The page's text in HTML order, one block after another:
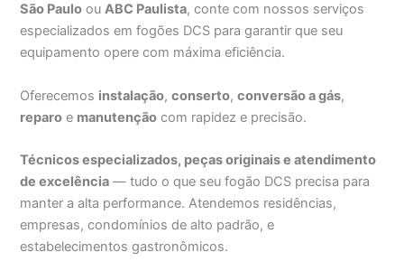
São Paulo ouABC Paulista, conte com nossos serviços
especializados em fogões DCS para garantir que seu
equipamento opere com máxima eficiência.
Oferecemos instalação,conserto,conversão a gás,
reparo e manutenção com rapidez e precisão.
Técnicos especializados, peças originais e atendimento
de excelência — tudo o que seu fogão DCS precisa para
manter a alta performance. Atendemos residências,
empresas, condomínios de alto padrão, e
estabelecimentos gastronômicos.